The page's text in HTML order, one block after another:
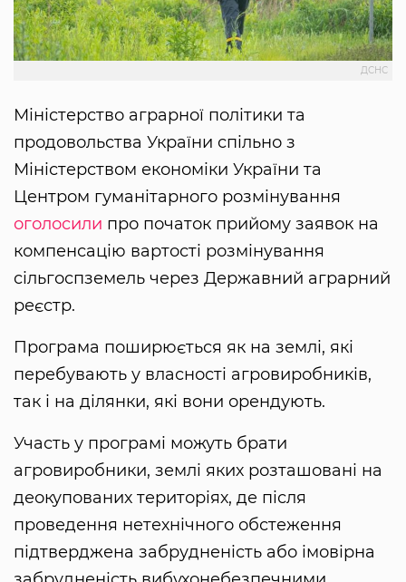
ДСНС
Міністерство аграрної політики та
продовольства України спільно з
Міністерством економіки України та
Центром гуманітарного розмінування
оголосили про початок прийому заявок на
компенсацію вартості розмінування
сільгоспземель через Державний аграрний
реєстр.
Програма поширюється як на землі, які
перебувають у власності агровиробників,
так і на ділянки, які вони орендують.
Участь у програмі можуть брати
агровиробники, землі яких розташовані на
деокупованих територіях, де після
проведення нетехнічного обстеження
підтверджена забрудненість або імовірна